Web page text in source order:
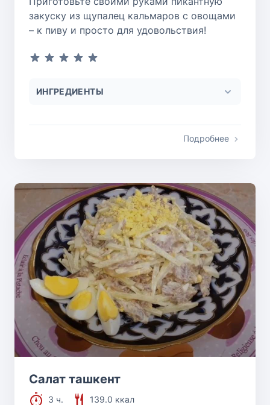
закуску из щупалец кальмаров с овощами
– к пиву и просто для удовольствия!
ИНГРЕДИЕНТЫ
Подробнее
Салат ташкент
3 ч.
139.0 ккал